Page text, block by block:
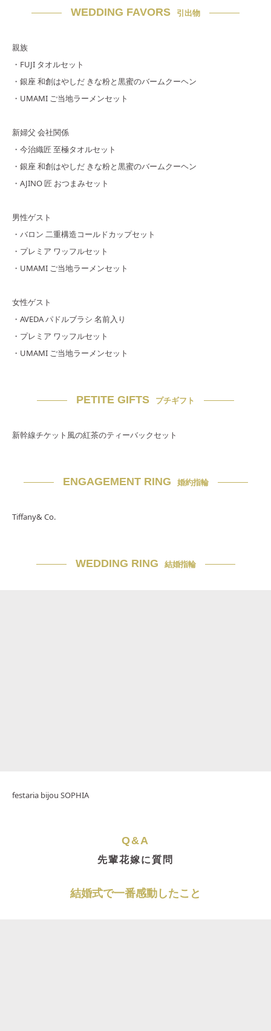
WEDDING FAVORS 引出物
親族
・FUJI タオルセット
・銀座 和創はやしだ きな粉と黒蜜のバームクーヘン
・UMAMI ご当地ラーメンセット
新婦父 会社関係
・今治織匠 至極タオルセット
・銀座 和創はやしだ きな粉と黒蜜のバームクーヘン
・AJINO 匠 おつまみセット
男性ゲスト
・バロン 二重構造コールドカップセット
・プレミア ワッフルセット
・UMAMI ご当地ラーメンセット
女性ゲスト
・AVEDA パドルブラシ 名前入り
・プレミア ワッフルセット
・UMAMI ご当地ラーメンセット
PETITE GIFTS プチギフト
新幹線チケット風の紅茶のティーバックセット
ENGAGEMENT RING 婚約指輪
Tiffany& Co.
WEDDING RING 結婚指輪
festaria bijou SOPHIA
Q&A
先輩花嫁に質問
結婚式で一番感動したこと